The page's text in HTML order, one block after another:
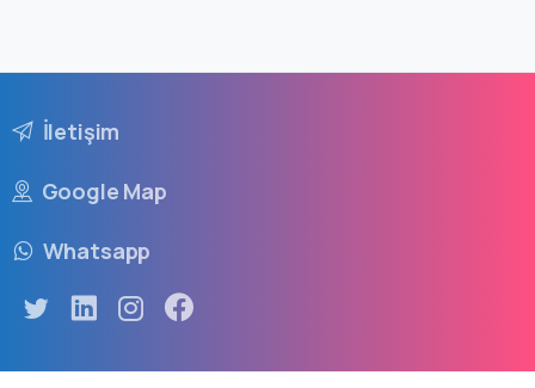
İletişim
Google Map
Whatsapp